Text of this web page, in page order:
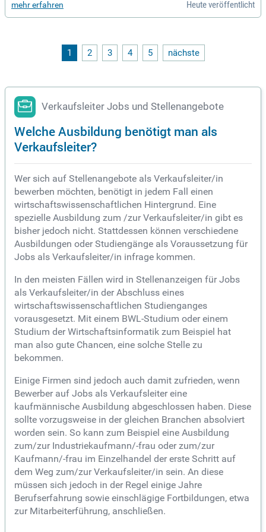
ung deiner Vertriebler:innen leiten, Kundentermine begleiten
und regelmäßige Coachings durchführen. Außerdem arbeite
nd Erfolge im Kaltakquise-Bereich feierst, dann bewirb dich j
etzt und werde Teil unserer Erfolgsgeschichte!
mehr erfahren Heute veröffentlicht
1 2 3 4 5 nächste
Verkaufsleiter Jobs und Stellenangebote
Welche Ausbildung benötigt man als
Verkaufsleiter?
Wer sich auf Stellenangebote als Verkaufsleiter/in
bewerben möchten, benötigt in jedem Fall einen
wirtschaftswissenschaftlichen Hintergrund. Eine
spezielle Ausbildung zum /zur Verkaufsleiter/in gibt es
bisher jedoch nicht. Stattdessen können verschiedene
Ausbildungen oder Studiengänge als Voraussetzung für
Jobs als Verkaufsleiter/in infrage kommen.
In den meisten Fällen wird in Stellenanzeigen für Jobs
als Verkaufsleiter/in der Abschluss eines
wirtschaftswissenschaftlichen Studienganges
vorausgesetzt. Mit einem BWL-Studium oder einem
Studium der Wirtschaftsinformatik zum Beispiel hat
man also gute Chancen, eine solche Stelle zu
bekommen.
Einige Firmen sind jedoch auch damit zufrieden, wenn
Bewerber auf Jobs als Verkaufsleiter eine
kaufmännische Ausbildung abgeschlossen haben. Diese
sollte vorzugsweise in der gleichen Branchen absolviert
worden sein. So kann zum Beispiel eine Ausbildung
zum/zur Industriekaufmann/-frau oder zum/zur
Kaufmann/-frau im Einzelhandel der erste Schritt auf
dem Weg zum/zur Verkaufsleiter/in sein. An diese
müssen sich jedoch in der Regel einige Jahre
Berufserfahrung sowie einschlägige Fortbildungen, etwa
zur Mitarbeiterführung, anschließen.